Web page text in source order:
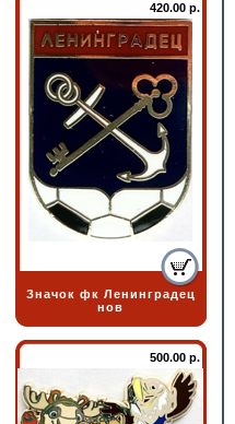
420.00 р.
Значок фк Ленинградец
нов
500.00 р.